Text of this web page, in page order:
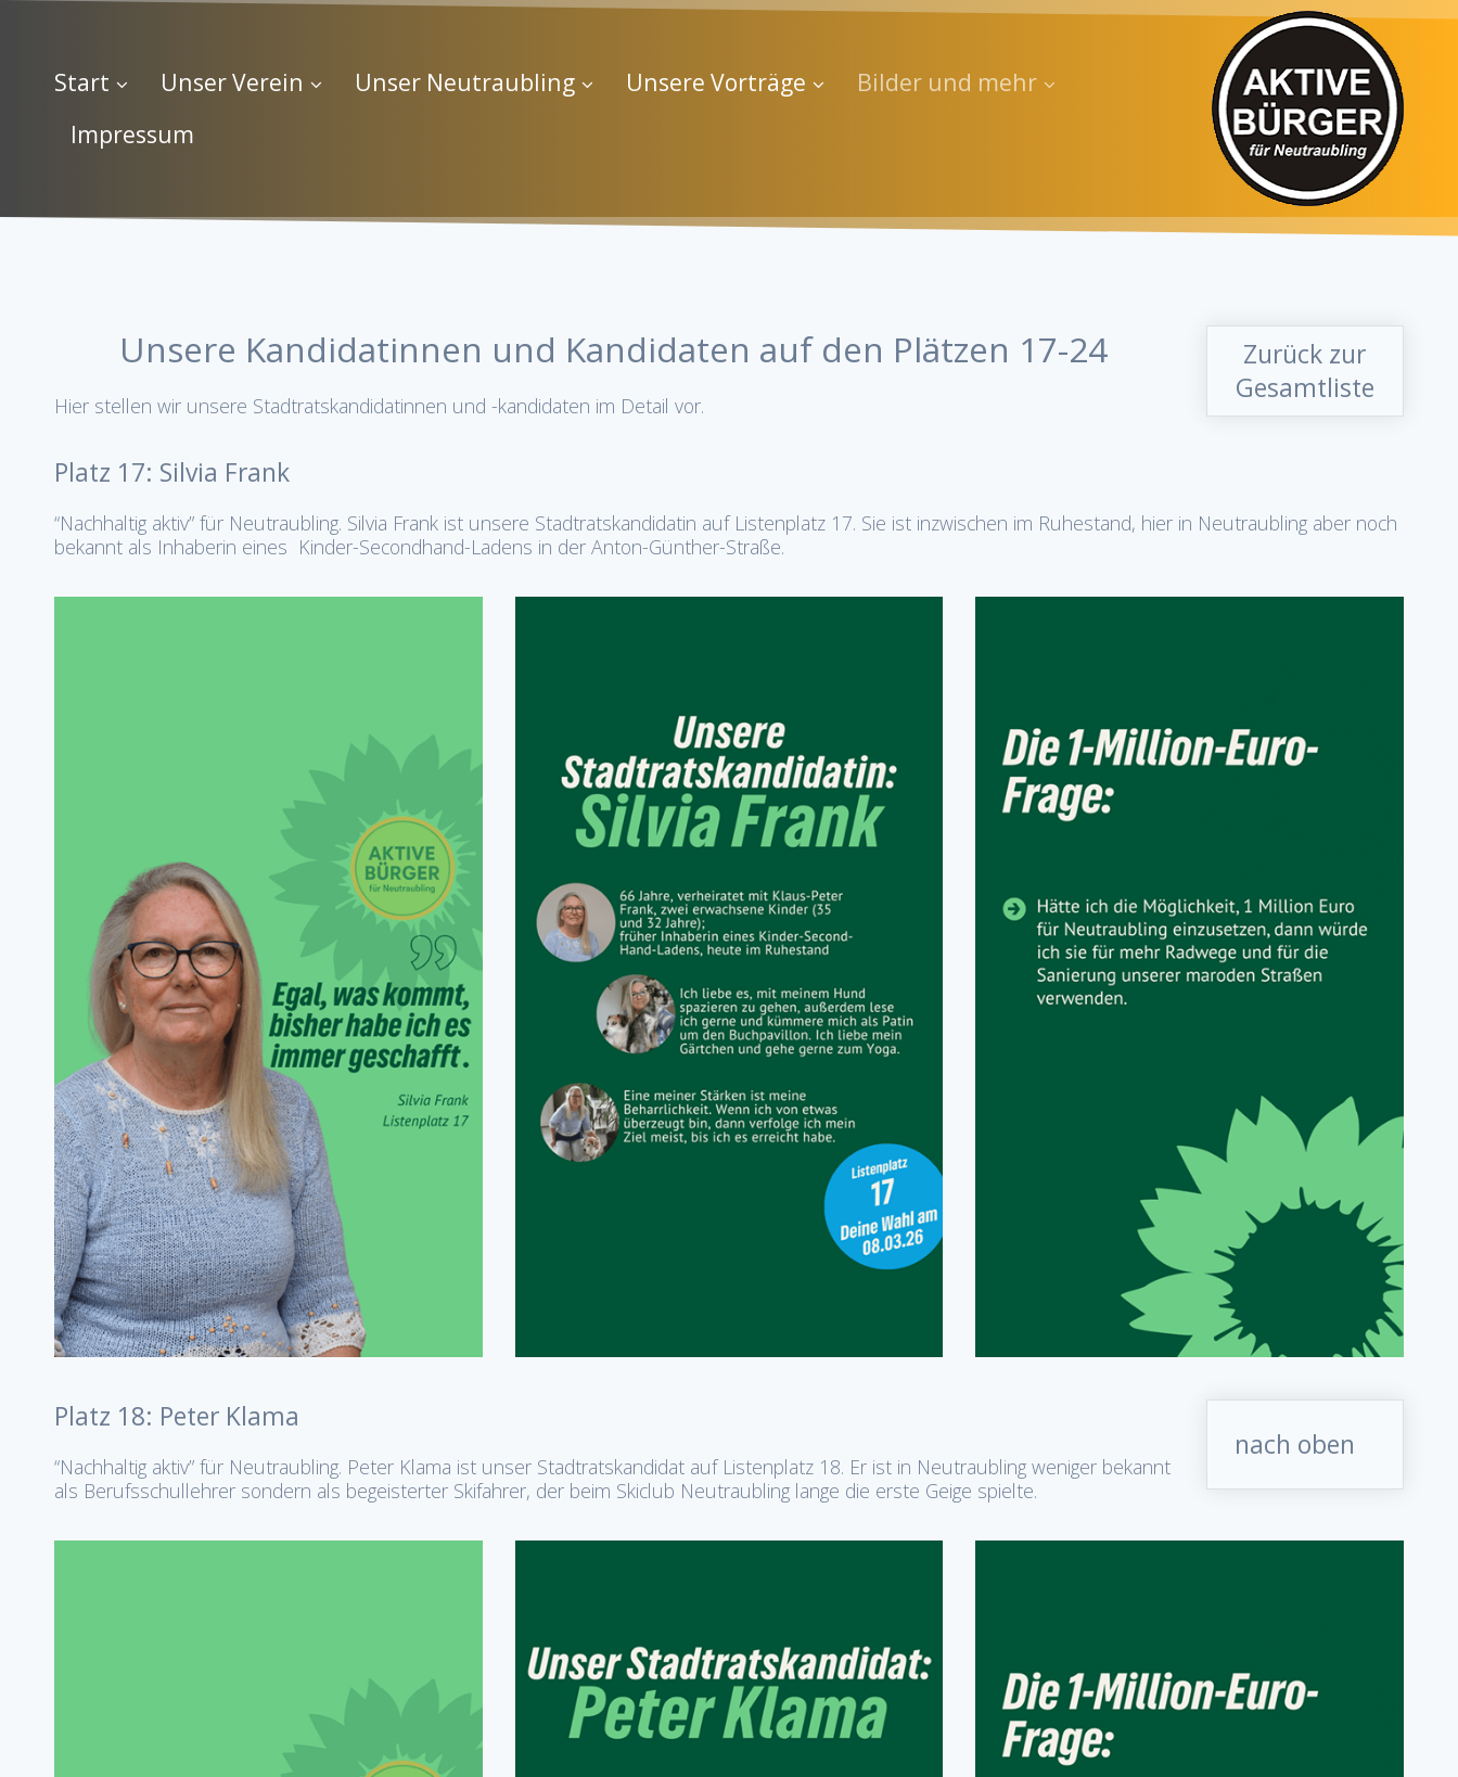
Start Unser Verein Unser Neutraubling Unsere Vorträge
Bilder und mehr
Impressum
Unsere Kandidatinnen und Kandidaten auf den Plätzen 17-24
Hier stellen wir unsere Stadtratskandidatinnen und -kandidaten im Detail vor.
Zurück zur
Gesamtliste
Platz 17: Silvia Frank
“Nachhaltig aktiv” für Neutraubling. Silvia Frank ist unsere Stadtratskandidatin auf Listenplatz 17. Sie ist inzwischen im Ruhestand, hier in Neutraubling aber noch
bekannt als Inhaberin eines Kinder-Secondhand-Ladens in der Anton-Günther-Straße.
Platz 18: Peter Klama
“Nachhaltig aktiv” für Neutraubling. Peter Klama ist unser Stadtratskandidat auf Listenplatz 18. Er ist in Neutraubling weniger bekannt
als Berufsschullehrer sondern als begeisterter Skifahrer, der beim Skiclub Neutraubling lange die erste Geige spielte.
nach oben